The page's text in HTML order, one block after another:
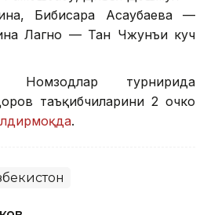
Бибисара Асаубаева —
Лагно — Тан Чжунъи куч
Номзодлар турнирида
таъқибчиларини 2 очко
.